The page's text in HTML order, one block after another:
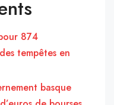
874
tempêtes en
basque